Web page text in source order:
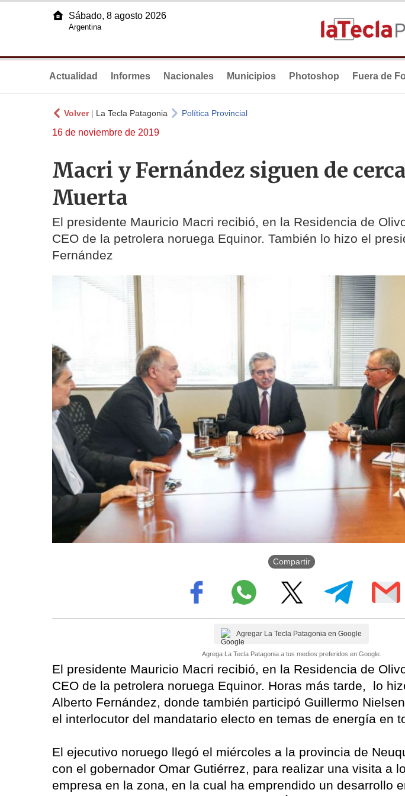
Sábado, 8 agosto 2026
Argentina
Actualidad Informes Nacionales Municipios Photoshop Fuera de
Volver| La Tecla Patagonia Política Provincial
16 de noviembre de 2019
Macri y Fernández siguen de
Muerta
El presidente Mauricio Macri recibió, en la Residencia de
CEO de la petrolera noruega Equinor. También lo hizo el
Fernández
Compartir
Agregar La Tecla Patagonia en Google
Agrega La Tecla Patagonia a tus medios preferidos en Google.
El presidente Mauricio Macri recibió, en la Residencia de
CEO de la petrolera noruega Equinor. Horas más tarde, lo
Alberto Fernández, donde también participó Guillermo
el interlocutor del mandatario electo en temas de energía en
El ejecutivo noruego llegó el miércoles a la provincia de
con el gobernador Omar Gutiérrez, para realizar una visita a
empresa en la zona, en la cual ha emprendido un desarrollo